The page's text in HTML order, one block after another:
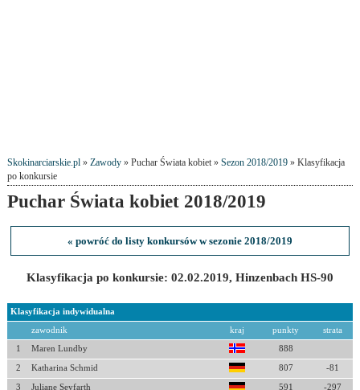
Skokinarciarskie.pl» Zawody» Puchar Świata kobiet » Sezon 2018/2019» Klasyfikacja
po konkursie
Puchar Świata kobiet 2018/2019
« powróć do listy konkursów w sezonie 2018/2019
Klasyfikacja po konkursie: 02.02.2019, Hinzenbach HS-90
Klasyfikacja indywidualna
zawodnik kraj punkty strata
1 Maren Lundby 888
2 Katharina Schmid 807 -81
3 Juliane Seyfarth 591 -297